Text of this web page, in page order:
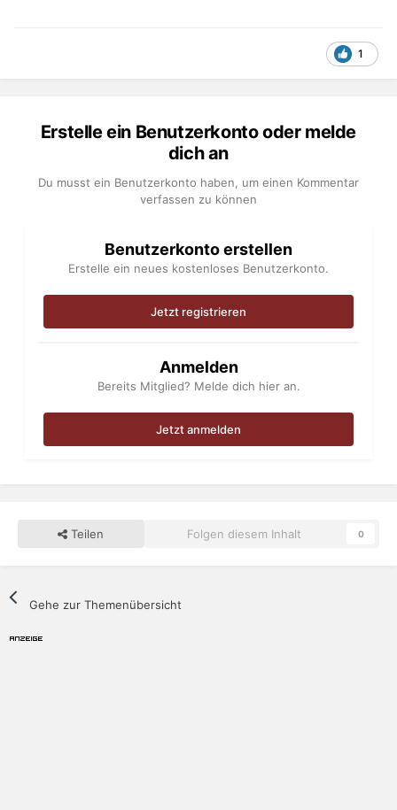
1
Erstelle ein Benutzerkonto oder melde
dich an
Du musst ein Benutzerkonto haben, um einen Kommentar
verfassen zu können
Benutzerkonto erstellen
Erstelle ein neues kostenloses Benutzerkonto.
Jetzt registrieren
Anmelden
Bereits Mitglied? Melde dich hier an.
Jetzt anmelden
Teilen Folgen diesem Inhalt 0
Gehe zur Themenübersicht